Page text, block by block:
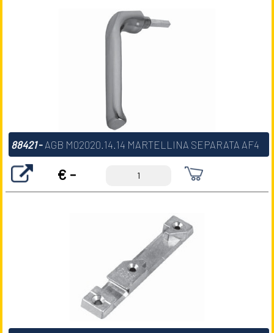
88421- AGB M02020.14.14 MARTELLINA SEPARATA AF4
€ -